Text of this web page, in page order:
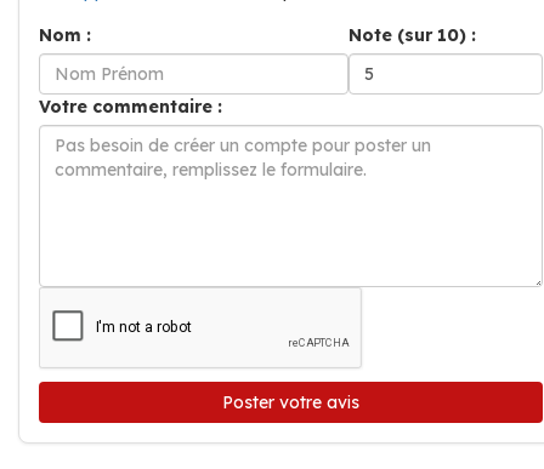
Nom :
Note (sur 10) :
Votre commentaire :
Poster votre avis